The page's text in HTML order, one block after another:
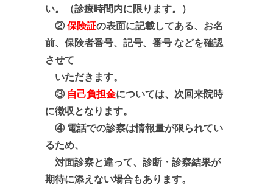
い。
（診療時間内に限ります。）
②保険証の表面に記載してある、お名
前、 保険者番号、記号、 番号 などを確認
させて
いただきます。
③ 自己負担金については、次回来院時
に徴収となります。
④ 電話での診察は情報量が限られてい
るため、
対面診察と違って、診断・診察結果が
期待に添えない場合もあります。